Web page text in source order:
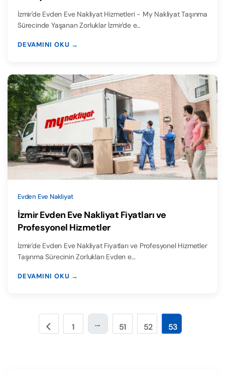
İzmir'de Evden Eve Nakliyat Hizmetleri - My Nakliyat Taşınma
Sürecinde Yaşanan Zorluklar İzmir'de e…
DEVAMINI OKU →
Evden Eve Nakliyat
İzmir Evden Eve Nakliyat Fiyatları ve
Profesyonel Hizmetler
İzmir'de Evden Eve Nakliyat Fiyatları ve Profesyonel Hizmetler
Taşınma Sürecinin Zorlukları Evden e…
DEVAMINI OKU →
1 ... 51 52 53